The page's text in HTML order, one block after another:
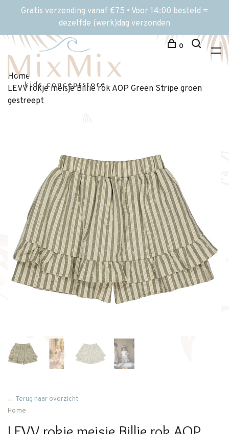
Gratis verzending vanaf €75 • Voor 14:00 besteld =
dezelfde (werk)dag verzonden
0
Home
LEVV rokje meisje Billie rok AOP Green Stripe groen
gestreept
← Terug naar overzicht
Home